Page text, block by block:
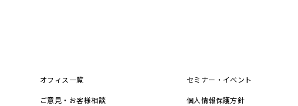
オフィス一覧
ご意見・お客様相談
セミナー・イベント
個人情報保護方針